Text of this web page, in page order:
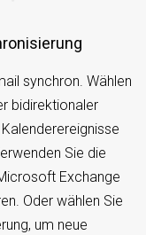
synchron. Wählen
bidirektionaler
Sie die
Exchange
Oder wählen Sie
um neue